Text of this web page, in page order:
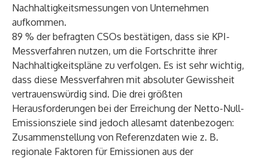
Nachhaltigkeitsmessungen von Unternehmen
aufkommen.
89 % der befragten CSOs bestätigen, dass sie KPI-
Messverfahren nutzen, um die Fortschritte ihrer
Nachhaltigkeitspläne zu verfolgen. Es ist sehr wichtig,
dass diese Messverfahren mit absoluter Gewissheit
vertrauenswürdig sind. Die drei größten
Herausforderungen bei der Erreichung der Netto-Null-
Emissionsziele sind jedoch allesamt datenbezogen:
Zusammenstellung von Referenzdaten wie z. B.
regionale Faktoren für Emissionen aus der